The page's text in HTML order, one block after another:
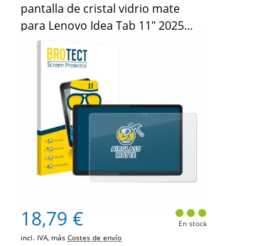
pantalla de cristal vidrio mate
para Lenovo Idea Tab 11" 2025
TB336FU
18,79 €
incl. IVA, másCostes de envío
En stock